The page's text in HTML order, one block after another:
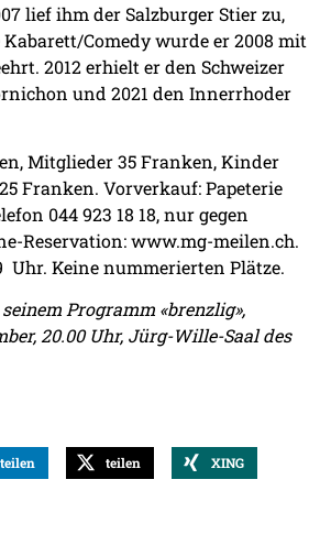
lief ihm der Salzburger Stier zu,
Comedy wurde er 2008 mit
2012 erhielt er den Schweizer
und 2021 den Innerrhoder
Mitglieder 35 Franken, Kinder
Franken. Vorverkauf: Papeterie
044 923 18 18, nur gegen
Reservation: www.mg-meilen.ch.
Uhr. Keine nummerierten Plätze.
Programm «brenzlig»,
20.00 Uhr, Jürg-Wille-Saal des
teilen teilen
XING